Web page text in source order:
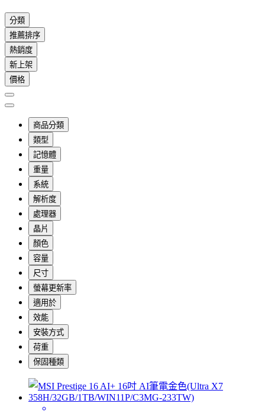
分類
推薦排序
熱銷度
新上架
價格
商品分類
類型
記憶體
重量
系統
解析度
處理器
晶片
顏色
容量
尺寸
螢幕更新率
適用於
效能
安裝方式
荷重
保固種類